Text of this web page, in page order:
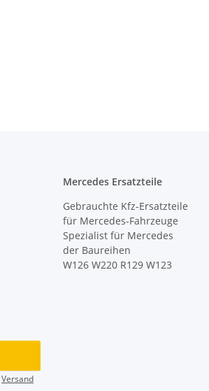
Mercedes Ersatzteile
Gebrauchte Kfz-Ersatzteile
für Mercedes-Fahrzeuge
Spezialist für Mercedes
der Baureihen
W126 W220 R129 W123
Versand